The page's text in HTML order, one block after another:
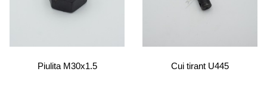
Piulita M30x1.5 Cui tirant U445